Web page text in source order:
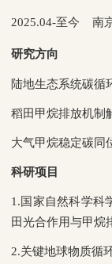
2025.04-至今 南
研究方向
陆地生态系统碳循
稻田甲烷排放机制
大气甲烷稳定碳同
科研项目
1.国家自然科学科
田光合作用与甲烷
2.关键地球物质循